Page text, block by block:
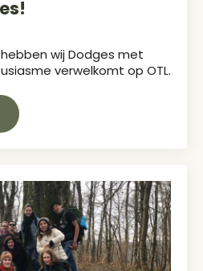
wij Dodges met
verwelkomt op OTL.